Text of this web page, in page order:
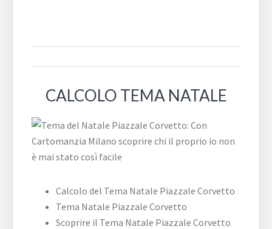
CALCOLO TEMA NATALE
Calcolo del Tema Natale ​Piazzale ​Corvetto
Tema Natale ​Piazzale ​Corvetto
Scoprire il Tema Natale ​Piazzale ​Corvetto